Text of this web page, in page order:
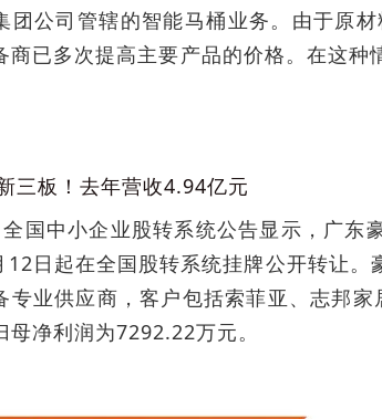
团公司管辖的智能马桶业务。由于原
商已多次提高主要产品的价格。在这
三板！去年营收4.94亿元
国中小企业股转系统公告显示，广东
日起在全国股转系统挂牌公开转让
专业供应商，客户包括索菲亚、志邦
净利润为7292.22万元。